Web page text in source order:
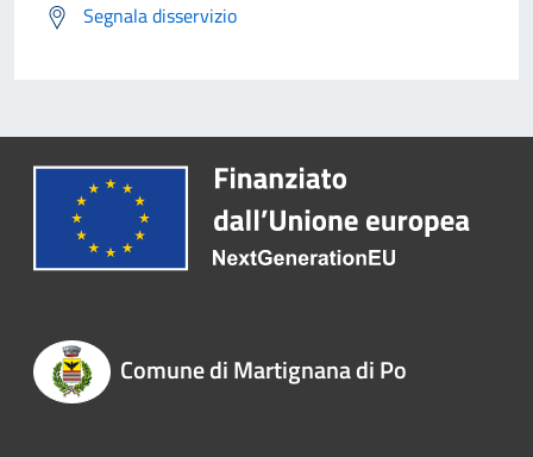
Segnala disservizio
Comune di Martignana di Po